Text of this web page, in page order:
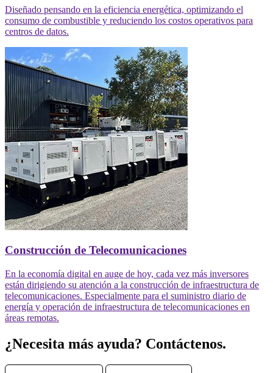
Diseñado pensando en la eficiencia energética, optimizando el
consumo de combustible y reduciendo los costos operativos para
centros de datos.
Construcción de Telecomunicaciones
En la economía digital en auge de hoy, cada vez más inversores
están dirigiendo su atención a la construcción de infraestructura de
telecomunicaciones. Especialmente para el suministro diario de
energía y operación de infraestructura de telecomunicaciones en
áreas remotas.
¿Necesita más ayuda? Contáctenos.